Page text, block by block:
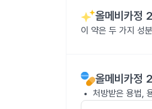
올메비카
이 약은 두 가지 성
올메비카
처방받은 용법,